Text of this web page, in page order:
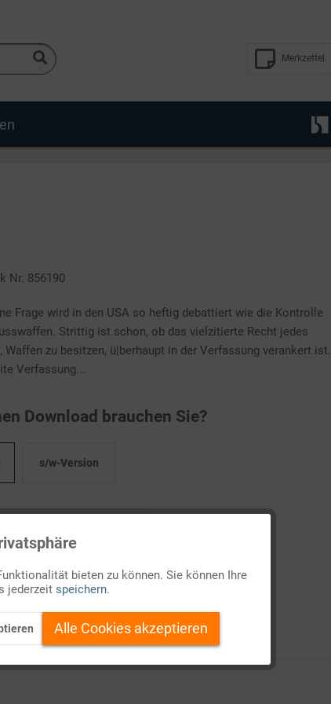
Merkzettel
Nr. 856190
Frage wird in den USA so heftig debattiert wie die Kontrolle
Strittig ist schon, ob das vielzitierte Recht jedes
Waffen zu besitzen, ü|berhaupt in der Verfassung verankert ist.
Verfassung...
Download brauchen Sie?
s/w-Version
Inaktiv
bieten zu können. Sie können Ihre
jederzeit speichern.
Alle Cookies akzeptieren